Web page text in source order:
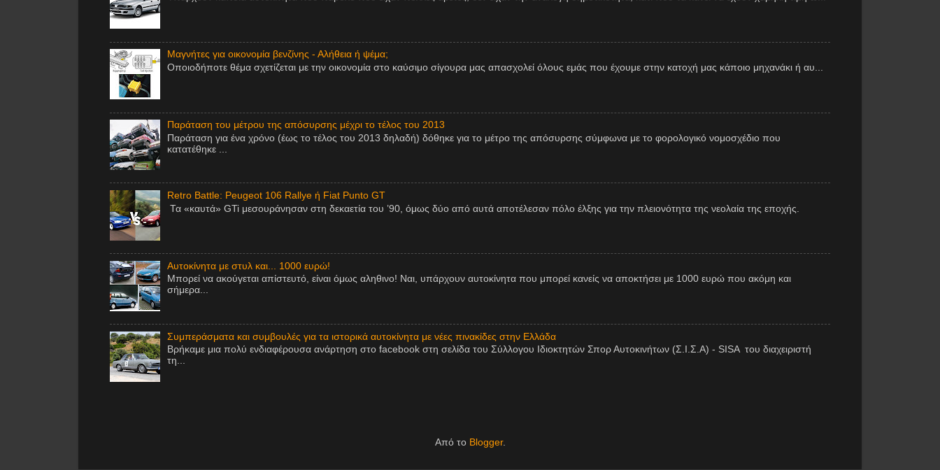
Μαγνήτες για οικονομία βενζίνης - Αλήθεια ή ψέμα;
Οποιοδήποτε θέμα σχετίζεται με την οικονομία στο καύσιμο σίγουρα μας απασχολεί όλους εμάς που έχουμε στην κατοχή μας κάποιο μηχανάκι ή αυ...
Παράταση του μέτρου της απόσυρσης μέχρι το τέλος του 2013
Παράταση για ένα χρόνο (έως το τέλος του 2013 δηλαδή) δόθηκε για το μέτρο της απόσυρσης σύμφωνα με το φορολογικό νομοσχέδιο που
κατατέθηκε ...
Retro Battle: Peugeot 106 Rallye ή Fiat Punto GT
Τα «καυτά» GTi μεσουράνησαν στη δεκαετία του ’90, όμως δύο από αυτά αποτέλεσαν πόλο έλξης για την πλειονότητα της νεολαία της εποχής.
Αυτοκίνητα με στυλ και... 1000 ευρώ!
Μπορεί να ακούγεται απίστευτό, είναι όμως αληθινο! Ναι, υπάρχουν αυτοκίνητα που μπορεί κανείς να αποκτήσει με 1000 ευρώ που ακόμη και
σήμερα...
Συμπεράσματα και συμβουλές για τα ιστορικά αυτοκίνητα με νέες πινακίδες στην Ελλάδα
Βρήκαμε μια πολύ ενδιαφέρουσα ανάρτηση στο facebook στη σελίδα του Σύλλογου Ιδιοκτητών Σπορ Αυτοκινήτων (Σ.Ι.Σ.Α) - SISA του διαχειριστή
τη...
Από το Blogger.